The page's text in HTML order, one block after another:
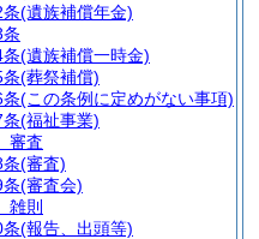
(遺族補償年金)
(遺族補償一時金)
(葬祭補償)
(この条例に定めがない事項)
(福祉事業)
審査
(審査)
(審査会)
雑則
(報告、出頭等)